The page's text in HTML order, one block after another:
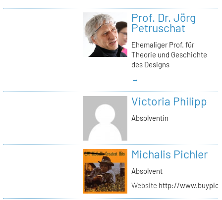
Prof. Dr. Jörg
Petruschat
Ehemaliger Prof. für
Theorie und Geschichte
des Designs
→
Victoria Philipp
Absolventin
Michalis Pichler
Absolvent
Website http://